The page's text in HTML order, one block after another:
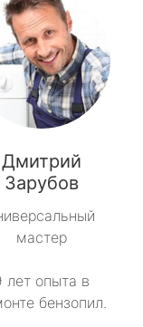
Дмитрий
Зарубов
мастер
лет опыта в
бензопил.